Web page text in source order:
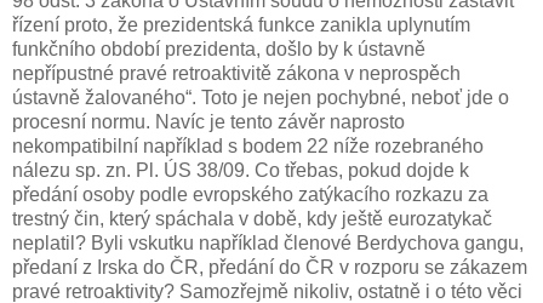
řízení proto, že prezidentská funkce zanikla uplynutím
funkčního období prezidenta, došlo by k ústavně
nepřípustné pravé retroaktivitě zákona v neprospěch
ústavně žalovaného“. Toto je nejen pochybné, neboť jde o
procesní normu. Navíc je tento závěr naprosto
nekompatibilní například s bodem 22 níže rozebraného
nálezu sp. zn. Pl. ÚS 38/09. Co třebas, pokud dojde k
předání osoby podle evropského zatýkacího rozkazu za
trestný čin, který spáchala v době, kdy ještě eurozatykač
neplatil? Byli vskutku například členové Berdychova gangu,
předaní z Irska do ČR, předání do ČR v rozporu se zákazem
pravé retroaktivity? Samozřejmě nikoliv, ostatně i o této věci